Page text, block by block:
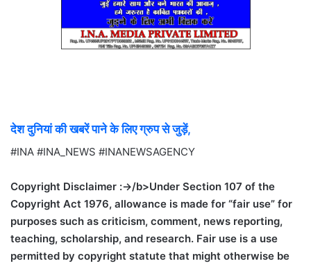
देश दुनियां की खबरें पाने के लिए ग्रुप से जुड़ें,
#INA #INA_NEWS #INANEWSAGENCY
Copyright Disclaimer :->/b>Under Section 107 of the
Copyright Act 1976, allowance is made for “fair use” for
purposes such as criticism, comment, news reporting,
teaching, scholarship, and research. Fair use is a use
permitted by copyright statute that might otherwise be